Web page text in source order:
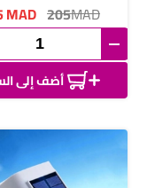
MAD 205MAD
أضف إلى